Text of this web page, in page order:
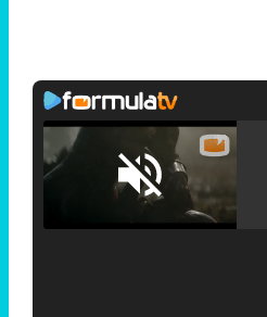
Unmute